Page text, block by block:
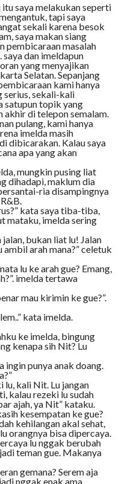
saya melakukan seperti
tapi saya
sekali karena besok
saya makan siang
pembicaraan masalah
dan imeldapun
yang menyajikan
Selatan. Sepanjang
kami hanya
serius, sekali-kali
satupun topik yang
di telepon semalam.
pulang, kami hanya
imelda masih
dibicarakan. Kalau saya
apa yang akan
mungkin pusing liat
dihadapi, maklum dia
ria disampingnya
kata saya tiba-tiba,
mataku, imelda sering
jalan, bukan liat lu! Jalan
arah mana?” celetuk
lu ke arah gue? Emang,
imelda tertawa
mau kirimin ke gue?”.
kata imelda.
ke imelda, bingung
kenapa sih Nit? Lu
ingin punya anak doang.
lu, kali Nit. Lu jangan
kalau rezeki lu sudah
ajah, ya Nit” kataku.
kesempatan ke gue?
kehilangan akal sehat,
orangnya bisa dipercaya.
lu nggak berubah
teman gue. Makanya
gemana? Serem aja
nggak enak ama